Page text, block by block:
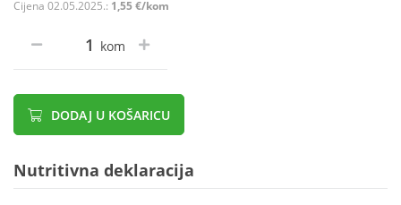
Cijena 02.05.2025.: 1,55 €/kom
kom
DODAJ U KOŠARICU
Nutritivna deklaracija